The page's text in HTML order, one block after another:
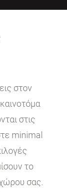
στον
στις
minimal
το
σας.